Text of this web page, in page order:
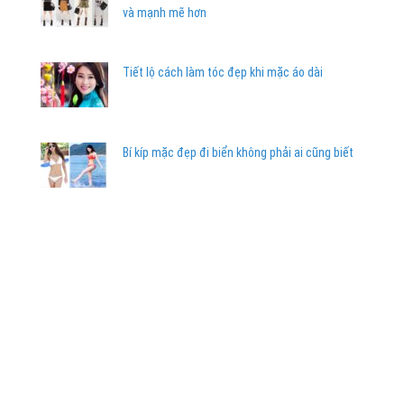
và mạnh mẽ hơn
Tiết lộ cách làm tóc đẹp khi mặc áo dài
Bí kíp mặc đẹp đi biển không phải ai cũng biết